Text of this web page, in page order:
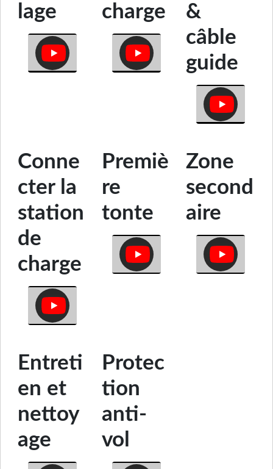
lage
charge
&
câble
guide
Conne
cter la
station
de
charge
Premiè
re
tonte
Zone
second
aire
Entreti
en et
nettoy
age
Protec
tion
anti-
vol